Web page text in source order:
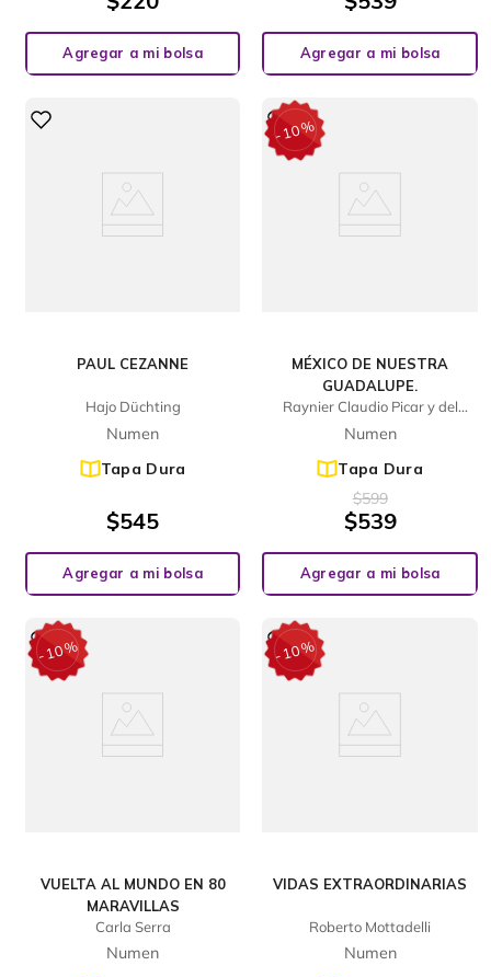
Agregar a mi bolsa Agregar a mi bolsa
PAUL CEZANNE
Hajo Düchting
Numen
Tapa Dura
$545
Agregar a mi bolsa
MÉXICO DE NUESTRA
GUADALUPE.
Raynier Claudio Picar y del
Numen
Tapa Dura
-10%
$599
$539
Agregar a mi bolsa
VUELTA AL MUNDO EN 80
MARAVILLAS
Carla Serra
Numen
-10%
VIDAS EXTRAORDINARIAS
Roberto Mottadelli
Numen
-10%